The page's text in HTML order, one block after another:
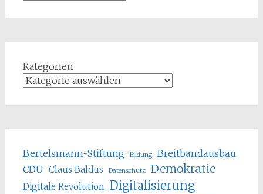
Kategorien
Bertelsmann-Stiftung Bildung
Breitbandausbau
CDU Claus Baldus Datenschutz Demokratie
Digitale Revolution Digitalisierung